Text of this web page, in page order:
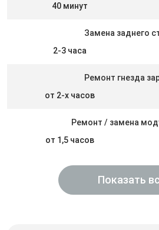
40 минут
Замена заднего
2-3 часа
Ремонт гнезда
от 2-х часов
Ремонт / замена
от 1,5 часов
Показать